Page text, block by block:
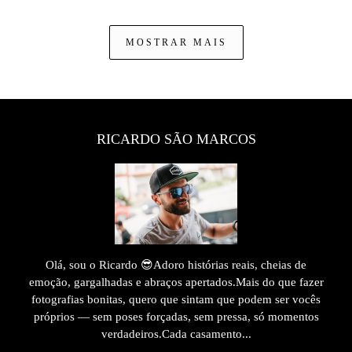
MOSTRAR MAIS
RICARDO SÃO MARCOS
Olá, sou o Ricardo 😎Adoro histórias reais, cheias de
emoção, gargalhadas e abraços apertados.Mais do que fazer
fotografias bonitas, quero que sintam que podem ser vocês
próprios — sem poses forçadas, sem pressa, só momentos
verdadeiros.Cada casamento...